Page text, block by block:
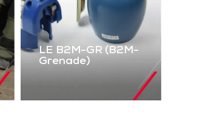
LE B2M-GR (B2M-
Grenade)